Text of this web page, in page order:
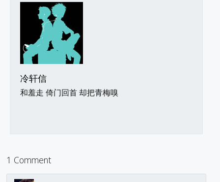
冷轩信
和羞走 倚门回首 却把青梅嗅
1 Comment